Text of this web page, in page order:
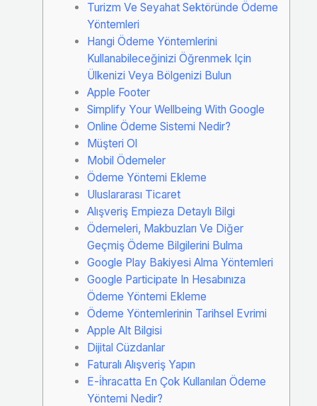
Turizm Ve Seyahat Sektöründe Ödeme
Yöntemleri
Hangi Ödeme Yöntemlerini
Kullanabileceğinizi Öğrenmek Için
Ülkenizi Veya Bölgenizi Bulun
Apple Footer
Simplify Your Wellbeing With Google
Online Ödeme Sistemi Nedir?
Müşteri Ol
Mobil Ödemeler
Ödeme Yöntemi Ekleme
Uluslararası Ticaret
Alışveriş Empieza Detaylı Bilgi
Ödemeleri, Makbuzları Ve Diğer
Geçmiş Ödeme Bilgilerini Bulma
Google Play Bakiyesi Alma Yöntemleri
Google Participate In Hesabınıza
Ödeme Yöntemi Ekleme
Ödeme Yöntemlerinin Tarihsel Evrimi
Apple Alt Bilgisi
Dijital Cüzdanlar
Faturalı Alışveriş Yapın
E-i̇hracatta En Çok Kullanılan Ödeme
Yöntemi Nedir?